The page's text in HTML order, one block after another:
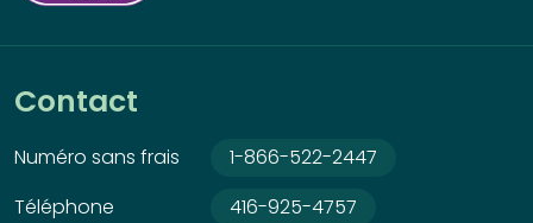
Contact
Numéro sans frais
1-866-522-2447
Téléphone
416-925-4757